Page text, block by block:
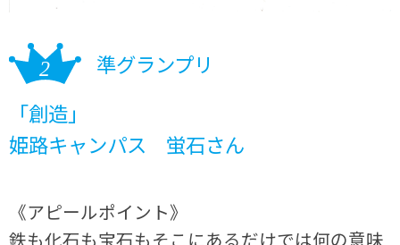
準グランプリ
「創造」
姫路キャンパス 蛍石さん
《アピールポイント》
鉄も化石も宝石もそこにあるだけでは何の意味